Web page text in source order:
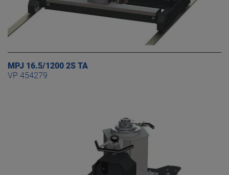
MPJ 16.5/1200 2S TA
VP 454279